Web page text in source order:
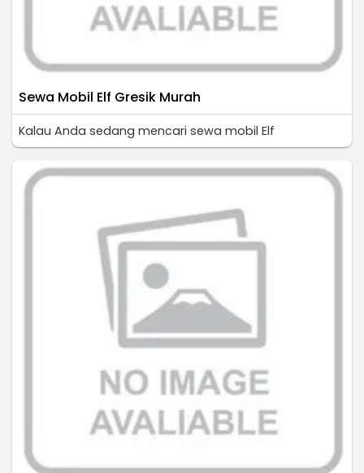
Sewa Mobil Elf Gresik Murah
Kalau Anda sedang mencari sewa mobil Elf